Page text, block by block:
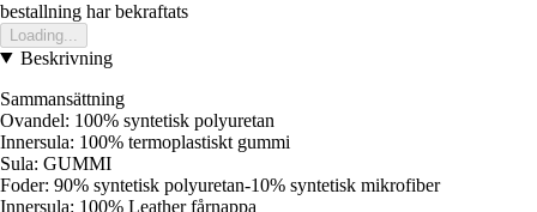
bestallning har bekraftats
Loading...
Beskrivning
Sammansättning
Ovandel: 100% syntetisk polyuretan
Innersula: 100% termoplastiskt gummi
Sula: GUMMI
Foder: 90% syntetisk polyuretan-10% syntetisk mikrofiber
Innersula: 100% Leather fårnappa